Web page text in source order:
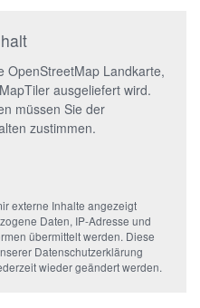
OpenStreetMap Landkarte,
ausgeliefert wird.
müssen Sie der
zustimmen.
externe Inhalte angezeigt
Daten, IP-Adresse und
übermittelt werden. Diese
Datenschutzerklärung
wieder geändert werden.